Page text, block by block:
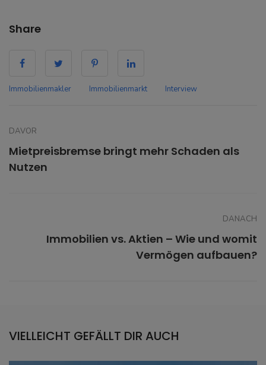
Share
Immobilienmakler Immobilienmarkt Interview
DAVOR
Mietpreisbremse bringt mehr Schaden als
Nutzen
DANACH
Immobilien vs. Aktien – Wie und womit
Vermögen aufbauen?
VIELLEICHT GEFÄLLT DIR AUCH